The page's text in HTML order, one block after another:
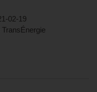
02-19